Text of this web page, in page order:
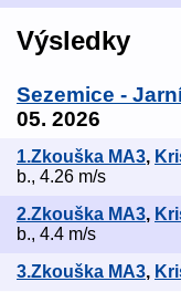
Výsledky
Sezemice -
05. 2026
1.Zkouška MA3,
b., 4.26 m/s
2.Zkouška MA3,
b., 4.4 m/s
3.Zkouška MA3,